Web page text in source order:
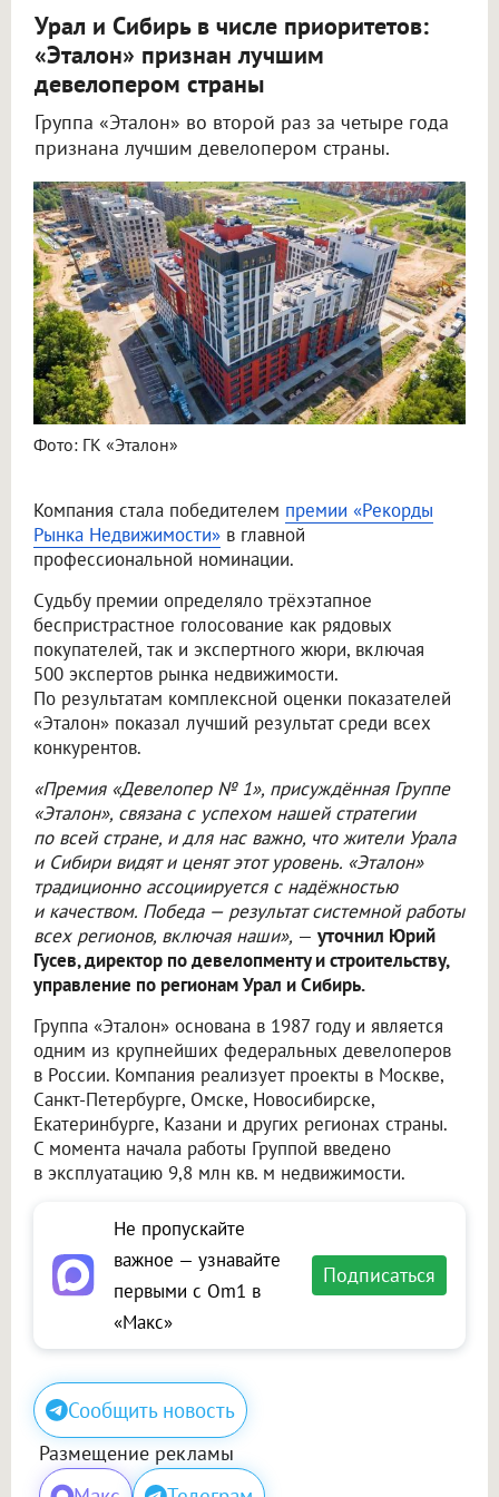
Урал и Сибирь в числе приоритетов:
«Эталон» признан лучшим
девелопером страны
Группа «Эталон» во второй раз за четыре года
признана лучшим девелопером страны.
Фото: ГК «Эталон»
Компания стала победителем премии «Рекорды
Рынка Недвижимости» в главной
профессиональной номинации.
Судьбу премии определяло трёхэтапное
беспристрастное голосование как рядовых
покупателей, так и экспертного жюри, включая
500 экспертов рынка недвижимости.
По результатам комплексной оценки показателей
«Эталон» показал лучший результат среди всех
конкурентов.
«Премия «Девелопер № 1», присуждённая Группе
«Эталон», связана с успехом нашей стратегии
по всей стране, и для нас важно, что жители Урала
и Сибири видят и ценят этот уровень. «Эталон»
традиционно ассоциируется с надёжностью
и качеством. Победа — результат системной работы
всех регионов, включая наши», — уточнил Юрий
Гусев, директор по девелопменту и строительству,
управление по регионам Урал и Сибирь.
Группа «Эталон» основана в 1987 году и является
одним из крупнейших федеральных девелоперов
в России. Компания реализует проекты в Москве,
Санкт-Петербурге, Омске, Новосибирске,
Екатеринбурге, Казани и других регионах страны.
С момента начала работы Группой введено
в эксплуатацию 9,8 млн кв. м недвижимости.
Не пропускайте
важное — узнавайте
первыми с Om1 в
«Макс»
Подписаться
Сообщить новость
Размещение рекламы